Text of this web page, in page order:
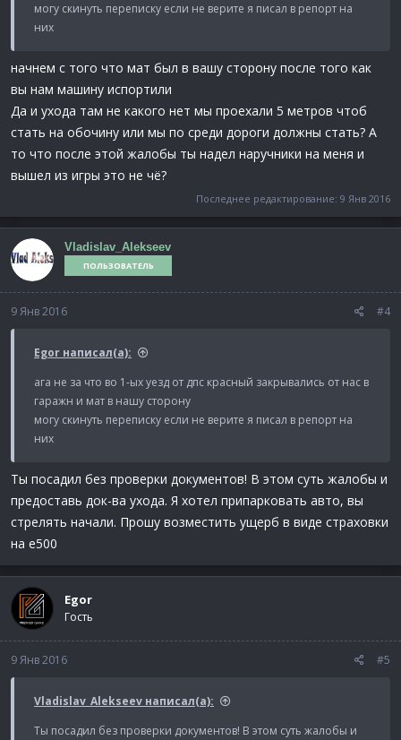
могу скинуть переписку если не верите я писал в репорт на
них
начнем с того что мат был в вашу сторону после того как
вы нам машину испортили
Да и ухода там не какого нет мы проехали 5 метров чтоб
стать на обочину или мы по среди дороги должны стать? А
то что после этой жалобы ты надел наручники на меня и
вышел из игры это не чё?
Последнее редактирование: 9 Янв 2016
Vladislav_Alekseev
ПОЛЬЗОВАТЕЛЬ
9 Янв 2016 #4
Egor написал(а):
ага не за что во 1-ых уезд от дпс красный закрывались от нас в
гаражн и мат в нашу сторону
могу скинуть переписку если не верите я писал в репорт на
них
Ты посадил без проверки документов! В этом суть жалобы и
предоставь док-ва ухода. Я хотел припарковать авто, вы
стрелять начали. Прошу возместить ущерб в виде страховки
на е500
Egor
Гость
9 Янв 2016 #5
Vladislav_Alekseev написал(а):
Ты посадил без проверки документов! В этом суть жалобы и